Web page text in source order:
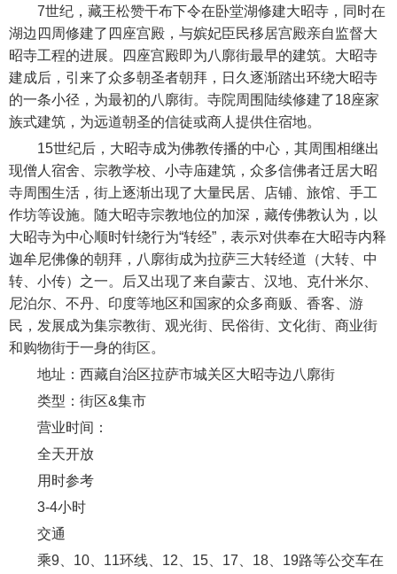
7世纪，藏王松赞干布下令在卧堂湖修建大昭寺，同时在
湖边四周修建了四座宫殿，与嫔妃臣民移居宫殿亲自监督大
昭寺工程的进展。四座宫殿即为八廓街最早的建筑。大昭寺
建成后，引来了众多朝圣者朝拜，日久逐渐踏出环绕大昭寺
的一条小径，为最初的八廓街。寺院周围陆续修建了18座家
族式建筑，为远道朝圣的信徒或商人提供住宿地。
15世纪后，大昭寺成为佛教传播的中心，其周围相继出
现僧人宿舍、宗教学校、小寺庙建筑，众多信佛者迁居大昭
寺周围生活，街上逐渐出现了大量民居、店铺、旅馆、手工
作坊等设施。随大昭寺宗教地位的加深，藏传佛教认为，以
大昭寺为中心顺时针绕行为“转经”，表示对供奉在大昭寺内释
迦牟尼佛像的朝拜，八廓街成为拉萨三大转经道（大转、中
转、小传）之一。后又出现了来自蒙古、汉地、克什米尔、
尼泊尔、不丹、印度等地区和国家的众多商贩、香客、游
民，发展成为集宗教街、观光街、民俗街、文化街、商业街
和购物街于一身的街区。
地址：西藏自治区拉萨市城关区大昭寺边八廓街
类型：街区&集市
营业时间：
全天开放
用时参考
3-4小时
交通
乘9、10、11环线、12、15、17、18、19路等公交车在